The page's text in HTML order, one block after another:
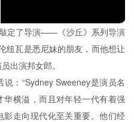
定了导演——《沙丘》系列导演
纽瓦是悉尼妹的朋友，而他想让
出演邦女郎。
说：“Sydney Sweeney是演员名
横溢，而且对年轻一代有着强
走向现代化至关重要。他们经